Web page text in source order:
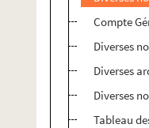
Compte
Diverses
Diverses
Diverses
Tableau